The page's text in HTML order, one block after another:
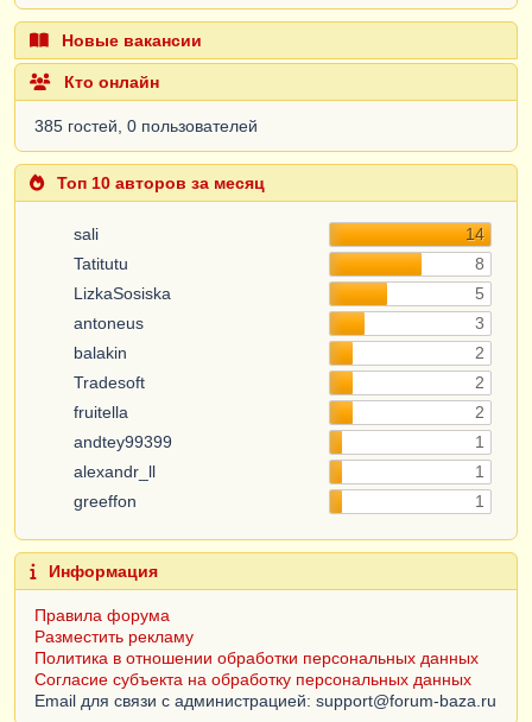
Новые вакансии
Кто онлайн
385 гостей, 0 пользователей
Топ 10 авторов за месяц
sali
14
Tatitutu
8
LizkaSosiska
5
antoneus
3
balakin
2
Tradesoft
2
fruitella
2
andtey99399
1
alexandr_ll
1
greeffon
1
Информация
Правила форума
Разместить рекламу
Политика в отношении обработки персональных данных
Согласие субъекта на обработку персональных данных
Email для связи с администрацией: